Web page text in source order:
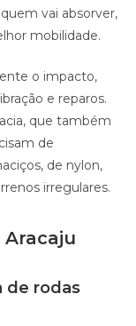
vai absorver,
mobilidade.
o impacto,
e reparos.
que também
de
de nylon,
irregulares.
Aracaju
de rodas